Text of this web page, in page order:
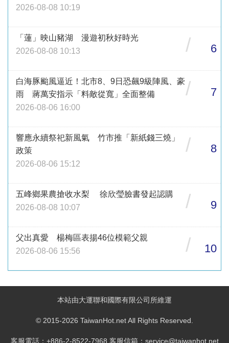
2026-08-08 10:19
「蓮」映山豬湖 漫遊初秋好時光
2026-08-08 10:13
/ 6
白海豚颱風逼近！北市8、9日恐飆9級陣風、豪
雨 蔣萬安指示「料敵從寬」全面整備
2026-08-06 16:00
/ 7
響應永續祭祀新風氣 竹市推「新紙錢三燒」
政策
2026-08-06 15:12
/ 8
五峰鄉果農搶收水梨 徐欣瑩臉書發起認購
2026-08-08 10:07
/ 9
父出真愛 楊梅區表揚46位模範父親
2026-08-06 15:56
/ 10
本站由大運聯和國際有限公司所維運
© 2015-2026 TaiwanHot.net All Rights Reserved.
客服電話：+886-2-8522-7968 客服信箱：service@taiwanhot.net